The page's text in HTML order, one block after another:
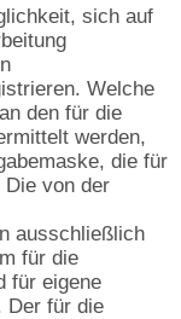
sich auf
Welche
den für die
werden,
die für
von der
ausschließlich
für die
für eigene
Der für die